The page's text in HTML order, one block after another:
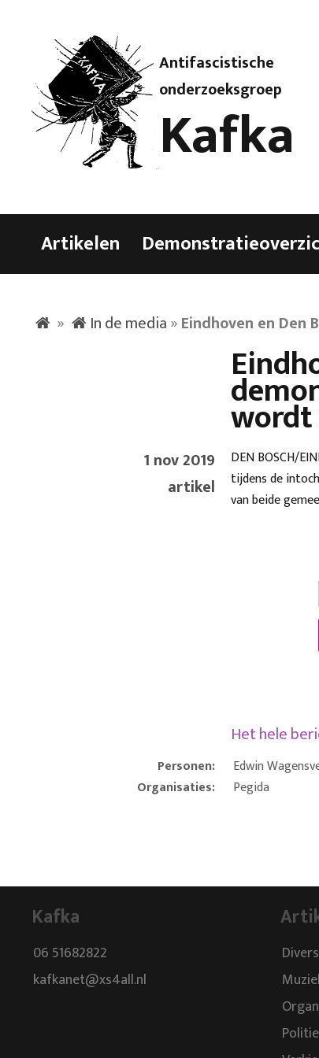
Antifascistische
onderzoeksgroep
Kafka
Artikelen
» In de media»Eindhoven en Den
wordt
1 nov 2019
artikel
DEN BOSCH/
tijdens de
van beide
Het hele
Personen:
Edwin
Organisaties:
Pegida
Kafka
06 51682822
kafkanet@xs4all.nl